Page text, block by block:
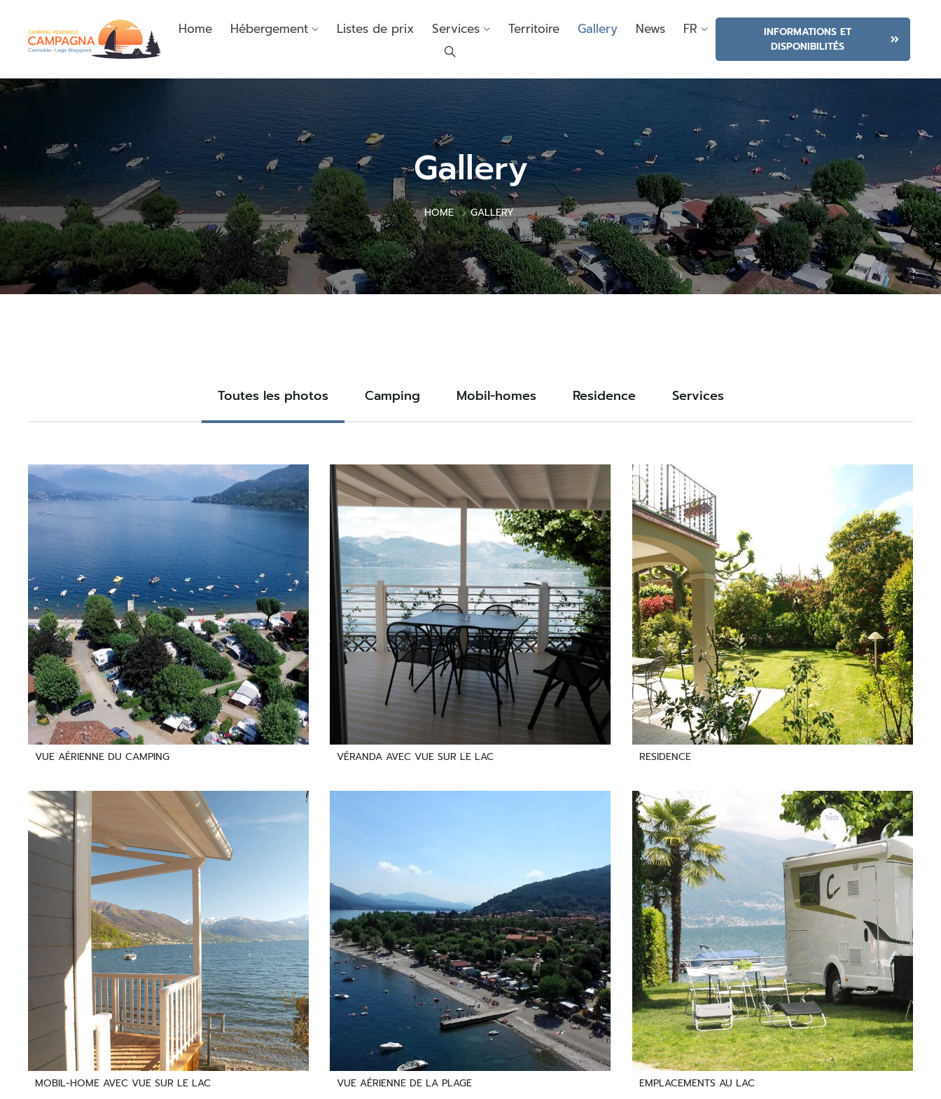
Home Hébergement Listes de prix Services Territoire Gallery News FR
INFORMATIONS ET
DISPONIBILITÉS
Gallery
HOME GALLERY
Toutes les photos Camping Mobil-homes Residence Services
VUE AÉRIENNE DU CAMPING VÉRANDA AVEC VUE SUR LE LAC RESIDENCE
MOBIL-HOME AVEC VUE SUR LE LAC VUE AÉRIENNE DE LA PLAGE EMPLACEMENTS AU LAC